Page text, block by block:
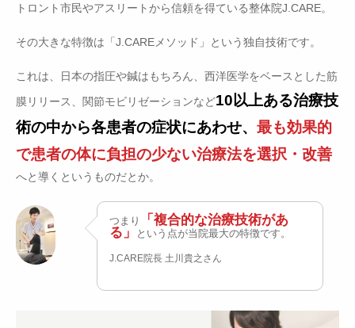
トロント市民やアスリートから信頼を得ている整体院J.CARE。
その大きな特徴は「J.CAREメソッド」という独自技術です。
これは、日本の指圧や鍼はもちろん、西洋医学をベースとした筋
膜リリース、関節モビリゼーションなど10以上ある治療技
術の中から各患者の症状にあわせ、 最も効果的
で患者の体に負担の少ない治療法を選択・改善
へと導くというものだとか。
つまり
「複合的な治療技術があ
る」
という点が当院最大の特徴です。
J.CARE院長 土川貴之さん